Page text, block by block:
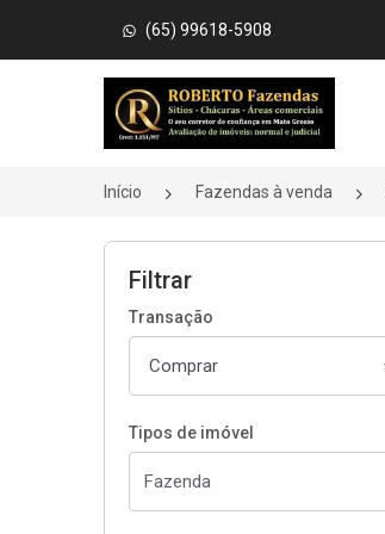
(65) 99618-5908
Página inicial
Início Fazendas à venda
Filtrar
Transação
Tipos de imóvel